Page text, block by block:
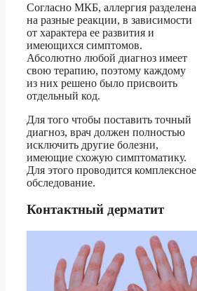
Согласно МКБ, аллергия разделена
на разные реакции, в зависимости
от характера ее развития и
имеющихся симптомов.
Абсолютно любой диагноз имеет
свою терапию, поэтому каждому
из них решено было присвоить
отдельный код.
Для того чтобы поставить точный
диагноз, врач должен полностью
исключить другие болезни,
имеющие схожую симптоматику.
Для этого проводится комплексное
обследование.
Контактный дерматит